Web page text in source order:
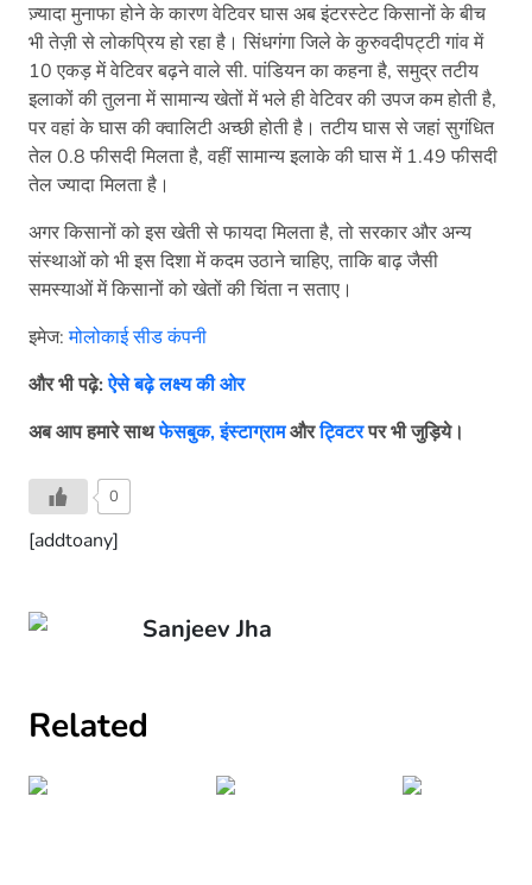
ज़्यादा मुनाफा होने के कारण वेटिवर घास अब इंटरस्टेट किसानों के बीच
भी तेज़ी से लोकप्रिय हो रहा है। सिंधगंगा जिले के कुरुवदीपट्टी गांव में
10 एकड़ में वेटिवर बढ़ने वाले सी. पांडियन का कहना है, समुद्र तटीय
इलाकों की तुलना में सामान्य खेतों में भले ही वेटिवर की उपज कम होती है,
पर वहां के घास की क्वालिटी अच्छी होती है। तटीय घास से जहां सुगंधित
तेल 0.8 फीसदी मिलता है, वहीं सामान्य इलाके की घास में 1.49 फीसदी
तेल ज्यादा मिलता है।
अगर किसानों को इस खेती से फायदा मिलता है, तो सरकार और अन्य
संस्थाओं को भी इस दिशा में कदम उठाने चाहिए, ताकि बाढ़ जैसी
समस्याओं में किसानों को खेतों की चिंता न सताए।
इमेज:मोलोकाई सीड कंपनी
और भी पढ़े:ऐसे बढ़े लक्ष्य की ओर
अबआपहमारेसाथफेसबुक,इंस्टाग्रामऔरट्विटरपरभीजुड़िये।
0
[addtoany]
Sanjeev Jha
Related